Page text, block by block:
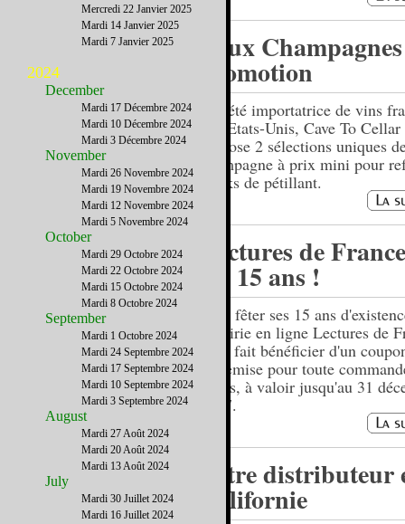
Deux
promotion
Société importatrice de vins
aux Etats-Unis, Cave To
propose 2 sélections uniques
champagne à prix mini pour
stocks de pétillant.
Lectures de
ses 15 ans !
Pour fêter ses 15 ans
librairie en ligne Lectures de
vous fait bénéficier d'un
de remise pour toute
livres, à valoir jusqu'au 31
2017.
Votre distributeur
Californie
Mercredi 22 Janvier 2025
Mardi 14 Janvier 2025
Mardi 7 Janvier 2025
2024
December
Mardi 17 Décembre 2024
Mardi 10 Décembre 2024
Mardi 3 Décembre 2024
November
Mardi 26 Novembre 2024
Mardi 19 Novembre 2024
Mardi 12 Novembre 2024
Mardi 5 Novembre 2024
October
Mardi 29 Octobre 2024
Mardi 22 Octobre 2024
Mardi 15 Octobre 2024
Mardi 8 Octobre 2024
September
Mardi 1 Octobre 2024
Mardi 24 Septembre 2024
Mardi 17 Septembre 2024
Mardi 10 Septembre 2024
Mardi 3 Septembre 2024
August
Mardi 27 Août 2024
Mardi 20 Août 2024
Mardi 13 Août 2024
July
Mardi 30 Juillet 2024
Mardi 16 Juillet 2024